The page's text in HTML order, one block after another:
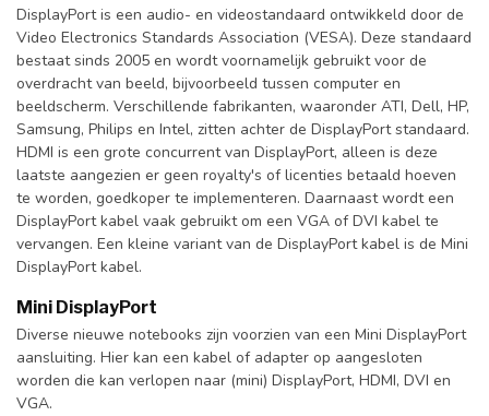
DisplayPort is een audio- en videostandaard ontwikkeld door de
Video Electronics Standards Association (VESA). Deze standaard
bestaat sinds 2005 en wordt voornamelijk gebruikt voor de
overdracht van beeld, bijvoorbeeld tussen computer en
beeldscherm. Verschillende fabrikanten, waaronder ATI, Dell, HP,
Samsung, Philips en Intel, zitten achter de DisplayPort standaard.
HDMI is een grote concurrent van DisplayPort, alleen is deze
laatste aangezien er geen royalty's of licenties betaald hoeven
te worden, goedkoper te implementeren. Daarnaast wordt een
DisplayPort kabel vaak gebruikt om een VGA of DVI kabel te
vervangen. Een kleine variant van de DisplayPort kabel is de Mini
DisplayPort kabel.
Mini DisplayPort
Diverse nieuwe notebooks zijn voorzien van een Mini DisplayPort
aansluiting. Hier kan een kabel of adapter op aangesloten
worden die kan verlopen naar (mini) DisplayPort, HDMI, DVI en
VGA.